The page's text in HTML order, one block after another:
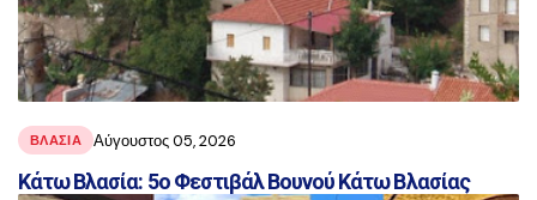
ΒΛΑΣΊΑ Αύγουστος 05, 2026
Κάτω Βλασία: 5ο Φεστιβάλ Βουνού Κάτω Βλασίας